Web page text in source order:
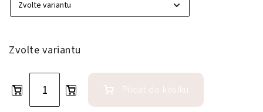
Zvolte variantu
Přidat do košíku